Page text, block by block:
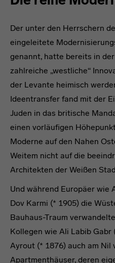
Der unter den Herrschern
eingeleitete
genannt, hatte bereits in
zahlreiche „westliche“
der Levante heimisch
Ideentransfer fand mit der
Juden in das britische
einen vorläufigen
Moderne auf den Nahen
Weitem nicht auf die
Architekten der Weißen
Und während Europäer wie
Dov Karmi (* 1905) die
Bauhaus-Traum
Kollegen wie Ali Labib Gabr
Ayrout (* 1876) auch am
Apartmenthäuser, deren